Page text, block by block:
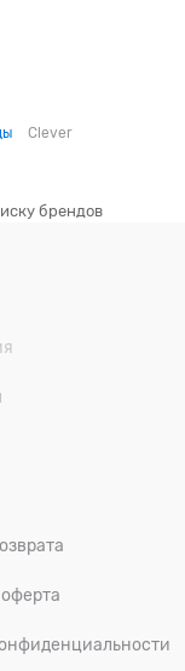
Clever
брендов